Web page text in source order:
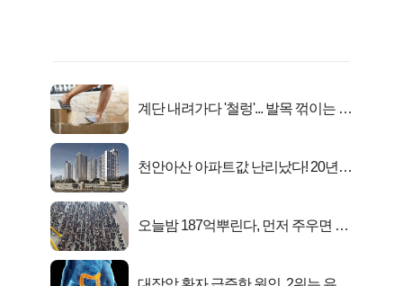
계단 내려가다 '철렁'... 발목 꺾이는 이
천안아산 아파트값 난리났다! 20년
오늘밤 187억뿌린다, 먼저 주우면 최